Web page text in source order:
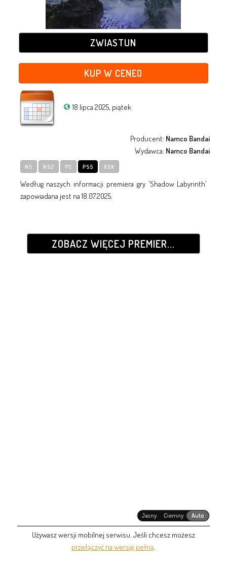
ZWIASTUN
KUP W CENEO
18 lipca 2025, piątek
Producent: Namco Bandai
Wydawca: Namco Bandai
NS NS2 PC PS5 XSX
Według naszych informacji premiera gry 'Shadow Labyrinth'
zapowiadana jest na 18.07.2025.
ZOBACZ WIĘCEJ PREMIER...
Jasny Ciemny Auto
Używasz wersji mobilnej serwisu. Jeśli chcesz możesz
przełączyć na wersję pełną